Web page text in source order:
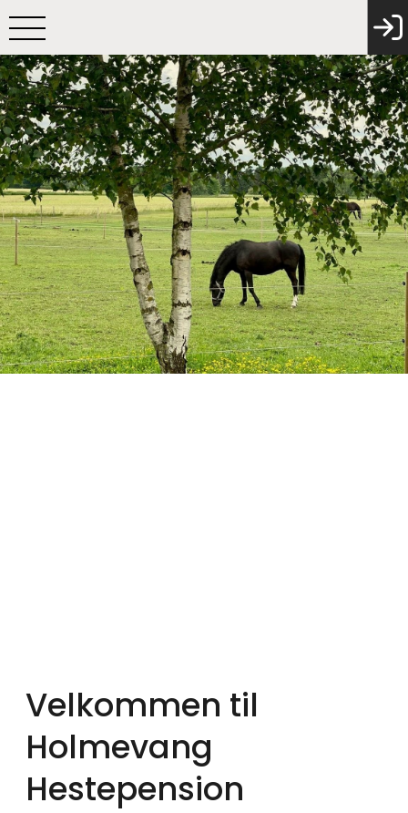
Velkommen til
Holmevang
Hestepension